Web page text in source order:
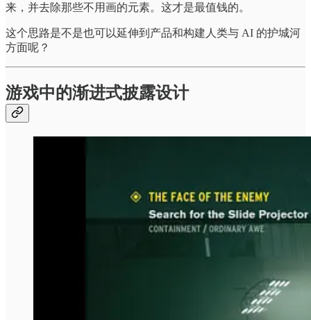
来，并去除那些不用画的元素。这才是最值钱的。
这个思路是不是也可以延伸到产品和构建人类与 AI 的护城河
方面呢？
游戏中的渐进式披露设计